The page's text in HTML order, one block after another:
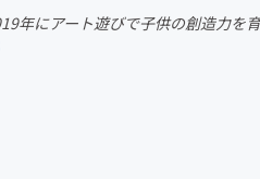
フード・飲食店
年にアート遊びで子供の創造力